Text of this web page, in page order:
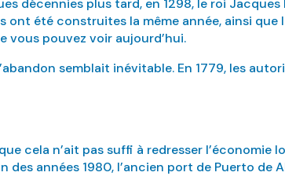
décennies plus tard, en 1298, le roi Jacques
ont été construites la même année, ainsi que
vous pouvez voir aujourd’hui.
semblait inévitable. En 1779, les
cela n’ait pas suffi à redresser l’économie
des années 1980, l’ancien port de Puerto de